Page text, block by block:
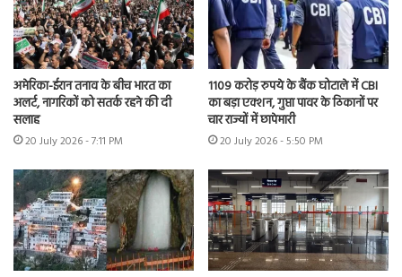
अमेरिका-ईरान तनाव के बीच भारत का
अलर्ट, नागरिकों को सतर्क रहने की दी
सलाह
20 July 2026 - 7:11 PM
1109 करोड़ रुपये के बैंक घोटाले में CBI
का बड़ा एक्शन, गुप्ता पावर के ठिकानों पर
चार राज्यों में छापेमारी
20 July 2026 - 5:50 PM